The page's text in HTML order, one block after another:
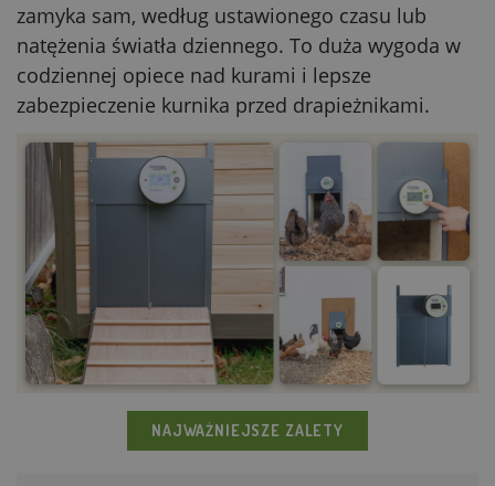
zamyka sam, według ustawionego czasu lub
natężenia światła dziennego. To duża wygoda w
codziennej opiece nad kurami i lepsze
zabezpieczenie kurnika przed drapieżnikami.
NAJWAŻNIEJSZE ZALETY